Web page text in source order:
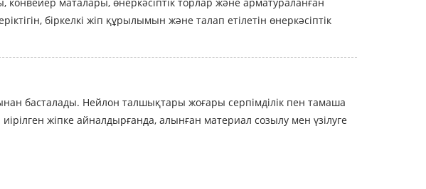
біркелкі жіп құрылымын және талап етілетін өнеркәсіптік
басталады. Нейлон талшықтары жоғары серпімділік пен тамаша
жіпке айналдырғанда, алынған материал созылу мен үзілуге